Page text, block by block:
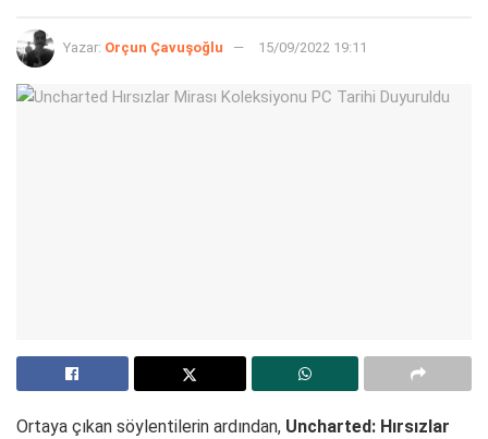
Yazar: Orçun Çavuşoğlu 15/09/2022 19:11
Ortaya çıkan söylentilerin ardından, Uncharted: Hırsızlar